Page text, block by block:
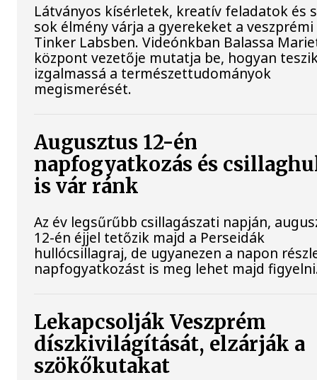
Látványos kísérletek, kreatív feladatok és
sok élmény várja a gyerekeket a veszprémi
Tinker Labsben. Videónkban Balassa
központ vezetője mutatja be, hogyan
izgalmassá a természettudományok
megismerését.
Augusztus 12-én
napfogyatkozás és
is vár ránk
Az év legsűrűbb csillagászati napján,
12-én éjjel tetőzik majd a Perseidák
hullócsillagraj, de ugyanezen a napon
napfogyatkozást is meg lehet majd
Lekapcsolják Veszprém
díszkivilágítását, elzárják a
szökőkutakat